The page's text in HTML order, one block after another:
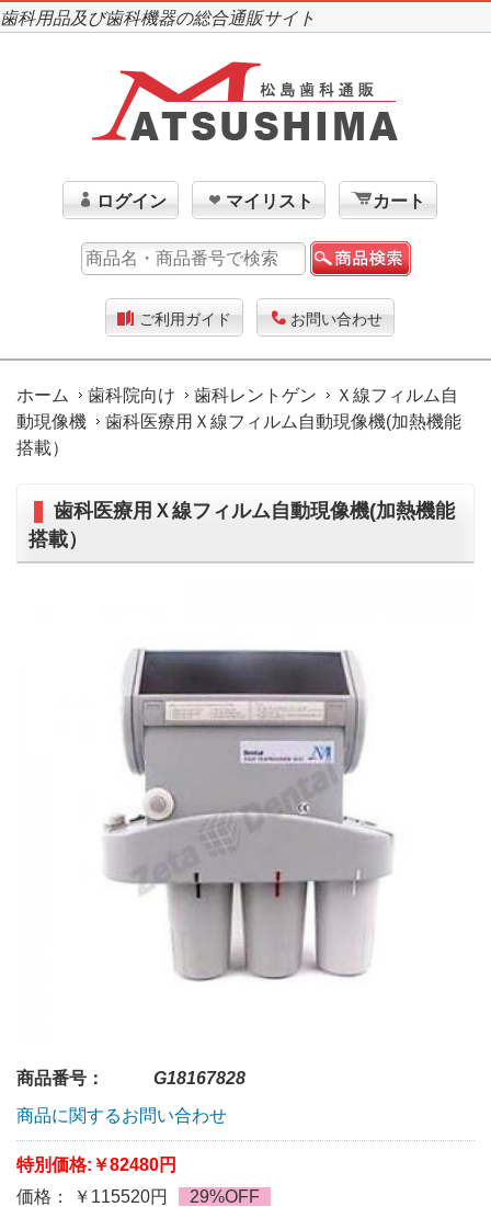
歯科用品及び歯科機器の総合通販サイト
ログイン マイリスト カート
ご利用ガイド お問い合わせ
ホーム 歯科院向け 歯科レントゲン
Ｘ線フィルム自
動現像機
歯科医療用Ｘ線フィルム自動現像機(加熱機能
搭載）
歯科医療用Ｘ線フィルム自動現像機(加熱機能
搭載）
商品番号：
G18167828
商品に関するお問い合わせ
特別価格: ￥82480円
価格： ￥115520円
29%OFF